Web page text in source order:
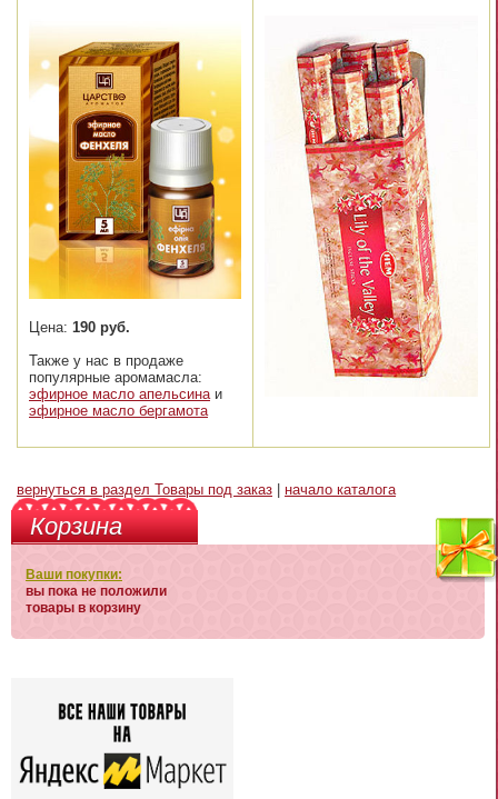
Цена: 190 руб.
Также у нас в продаже
популярные аромамасла:
эфирное масло апельсина и
эфирное масло бергамота
вернуться в раздел Товары под заказ | начало каталога
Корзина
Ваши покупки:
вы пока не положили
товары в корзину